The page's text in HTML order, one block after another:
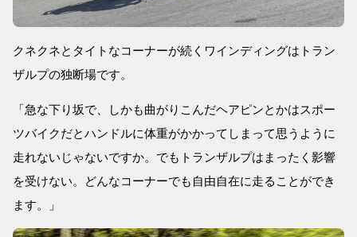
クネクネとタイトなコーナーが続くワインディングはトラン
ザルプの独断場です。
「急な下り坂で、しかも曲がりこんだヘアピンとかはスポー
ツバイクだとハンドルに体重がかかってしまって思うように
走れないじゃないですか。でもトランザルプはまったく影響
を受けない。どんなコーナーでも自由自在に走ることができ
ます。」